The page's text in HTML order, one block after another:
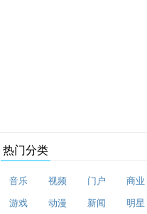
热门分类
音乐 视频 门户 商业
游戏 动漫 新闻 明星